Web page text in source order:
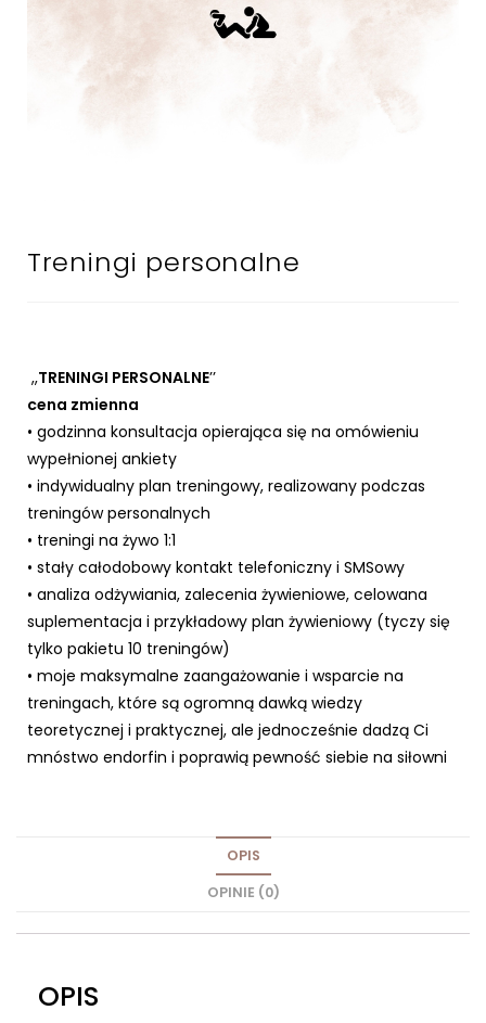
Treningi personalne
,,TRENINGI PERSONALNE’’
cena zmienna
• godzinna konsultacja opierająca się na omówieniu
wypełnionej ankiety
• indywidualny plan treningowy, realizowany podczas
treningów personalnych
• treningi na żywo 1:1
• stały całodobowy kontakt telefoniczny i SMSowy
• analiza odżywiania, zalecenia żywieniowe, celowana
suplementacja i przykładowy plan żywieniowy (tyczy się
tylko pakietu 10 treningów)
• moje maksymalne zaangażowanie i wsparcie na
treningach, które są ogromną dawką wiedzy
teoretycznej i praktycznej, ale jednocześnie dadzą Ci
mnóstwo endorfin i poprawią pewność siebie na siłowni
OPIS
OPINIE (0)
OPIS